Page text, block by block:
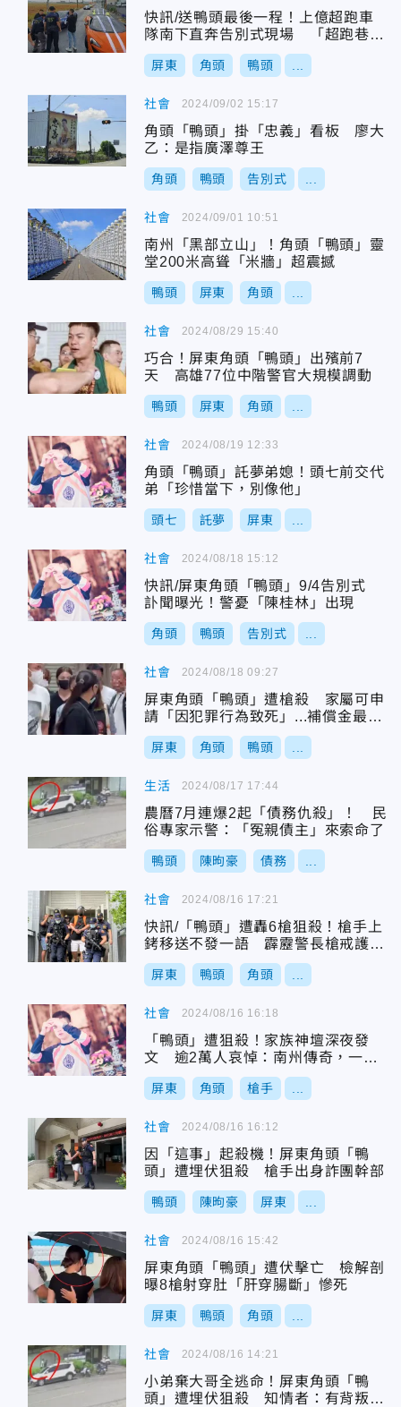
快訊/送鴨頭最後一程！上億超跑車
隊南下直奔告別式現場 「超跑巷」
再現
屏東 角頭 鴨頭
社會
角頭「鴨頭」掛「忠義」看板 廖大
乙：是指廣澤尊王
角頭 鴨頭 告別式
2024/09/02 15:17
社會
南州「黑部立山」！角頭「鴨頭」靈
堂200米高聳「米牆」超震撼
鴨頭 屏東 角頭
2024/09/01 10:51
社會
巧合！屏東角頭「鴨頭」出殯前7
天 高雄77位中階警官大規模調動
鴨頭 屏東 角頭
2024/08/29 15:40
社會
角頭「鴨頭」託夢弟媳！頭七前交代
弟「珍惜當下，別像他」
頭七 託夢 屏東
2024/08/19 12:33
社會
快訊/屏東角頭「鴨頭」9/4告別式
訃聞曝光！警憂「陳桂林」出現
角頭 鴨頭 告別式
2024/08/18 15:12
社會
屏東角頭「鴨頭」遭槍殺 家屬可申
請「因犯罪行為致死」...補償金最高
180萬
屏東 角頭 鴨頭
2024/08/18 09:27
生活
農曆7月連爆2起「債務仇殺」！ 民
俗專家示警：「冤親債主」來索命了
鴨頭 陳昫豪 債務
2024/08/17 17:44
社會
快訊/「鴨頭」遭轟6槍狙殺！槍手上
銬移送不發一語 霹靂警長槍戒護防
滅口
屏東 鴨頭 角頭
2024/08/16 17:21
社會
「鴨頭」遭狙殺！家族神壇深夜發
文 逾2萬人哀悼：南州傳奇，一路
好走
屏東 角頭 槍手
2024/08/16 16:18
社會
因「這事」起殺機！屏東角頭「鴨
頭」遭埋伏狙殺 槍手出身詐團幹部
鴨頭 陳昫豪 屏東
2024/08/16 16:12
社會
屏東角頭「鴨頭」遭伏擊亡 檢解剖
曝8槍射穿肚「肝穿腸斷」慘死
屏東 鴨頭 角頭
2024/08/16 15:42
社會
小弟棄大哥全逃命！屏東角頭「鴨
頭」遭埋伏狙殺 知情者：有背叛內
2024/08/16 14:21